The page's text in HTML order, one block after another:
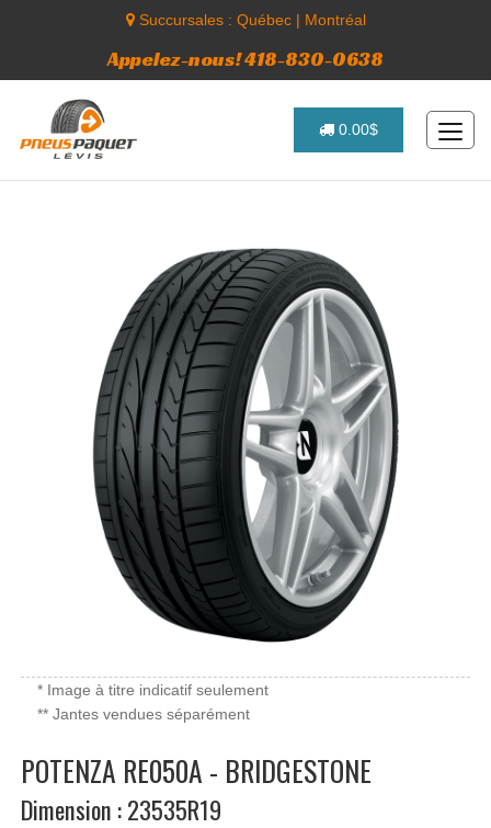
Succursales : Québec| Montréal
Appelez-nous! 418-830-0638
0.00$
* Image à titre indicatif seulement
** Jantes vendues séparément
POTENZA RE050A - BRIDGESTONE
Dimension : 23535R19